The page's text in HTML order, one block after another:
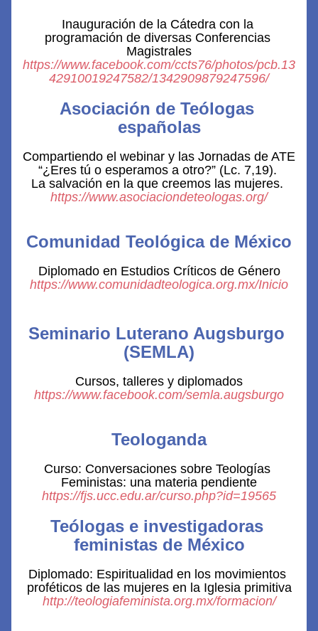
Inauguración de la Cátedra con la
programación de diversas Conferencias
Magistrales
https://www.facebook.com/ccts76/photos/pcb.13
42910019247582/1342909879247596/
Asociación de Teólogas
españolas
Compartiendo el webinar y las Jornadas de ATE
“¿Eres tú o esperamos a otro?” (Lc. 7,19).
La salvación en la que creemos las mujeres.
https://www.asociaciondeteologas.org/
Comunidad Teológica de México
Diplomado en Estudios Críticos de Género
https://www.comunidadteologica.org.mx/Inicio
Seminario Luterano Augsburgo
(SEMLA)
Cursos, talleres y diplomados
https://www.facebook.com/semla.augsburgo
Teologanda
Curso: Conversaciones sobre Teologías
Feministas: una materia pendiente
https://fjs.ucc.edu.ar/curso.php?id=19565
Teólogas e investigadoras
feministas de México
Diplomado: Espiritualidad en los movimientos
proféticos de las mujeres en la Iglesia primitiva
http://teologiafeminista.org.mx/formacion/